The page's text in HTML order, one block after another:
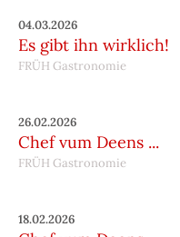
04.03.2026
Es gibt ihn wirklich!
FRÜH Gastronomie
26.02.2026
Chef vum Deens ...
FRÜH Gastronomie
18.02.2026